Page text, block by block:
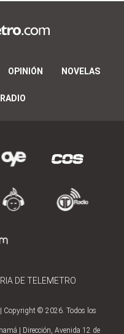
OPINIÓN NOVELAS
DE TELEMETRO
Copyright © 2026. Todos los
| Dirección, Avenida 12 de